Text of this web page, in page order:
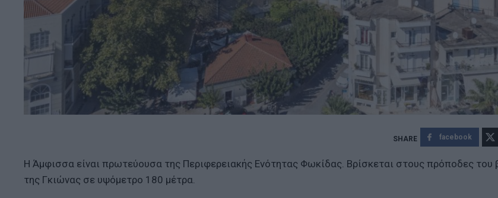
facebook
Η Άμφισσα είναι πρωτεύουσα της Περιφερειακής Ενότητας Φωκίδας. Bρίσκεται στους πρόποδες του
της Γκιώνας σε υψόμετρο 180 μέτρα.